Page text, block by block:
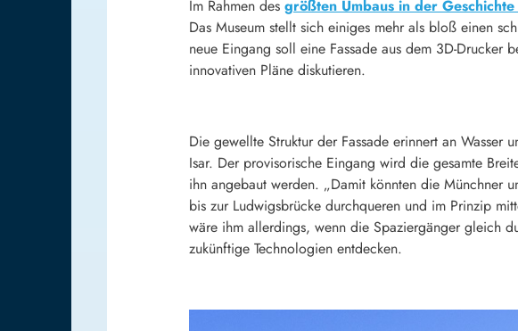
Im Rahmen des größten Umbaus in der
Das Museum stellt sich einiges mehr als bloß einen
neue Eingang soll eine Fassade aus dem 3D-Drucker
innovativen Pläne diskutieren.
Die gewellte Struktur der Fassade erinnert an
Isar. Der provisorische Eingang wird die gesamte
ihn angebaut werden. „Damit könnten die Münchner
bis zur Ludwigsbrücke durchqueren und im Prinzip
wäre ihm allerdings, wenn die Spaziergänger gleich
zukünftige Technologien entdecken.